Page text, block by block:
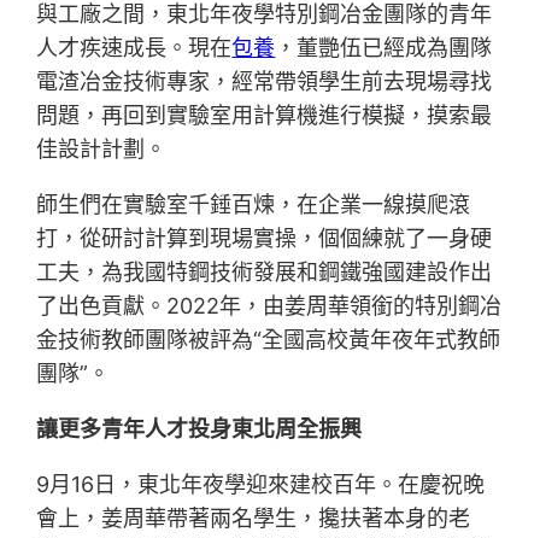
與工廠之間，東北年夜學特別鋼冶金團隊的青年
人才疾速成長。現在包養 ，董艷伍已經成為團隊
電渣冶金技術專家，經常帶領學生前去現場尋找
問題，再回到實驗室用計算機進行模擬，摸索最
佳設計計劃。
師生們在實驗室千錘百煉，在企業一線摸爬滾
打，從研討計算到現場實操，個個練就了一身硬
工夫，為我國特鋼技術發展和鋼鐵強國建設作出
了出色貢獻。2022年，由姜周華領銜的特別鋼冶
金技術教師團隊被評為“全國高校黃年夜年式教師
團隊”。
讓更多青年人才投身東北周全振興
9月16日，東北年夜學迎來建校百年。在慶祝晚
會上，姜周華帶著兩名學生，攙扶著本身的老